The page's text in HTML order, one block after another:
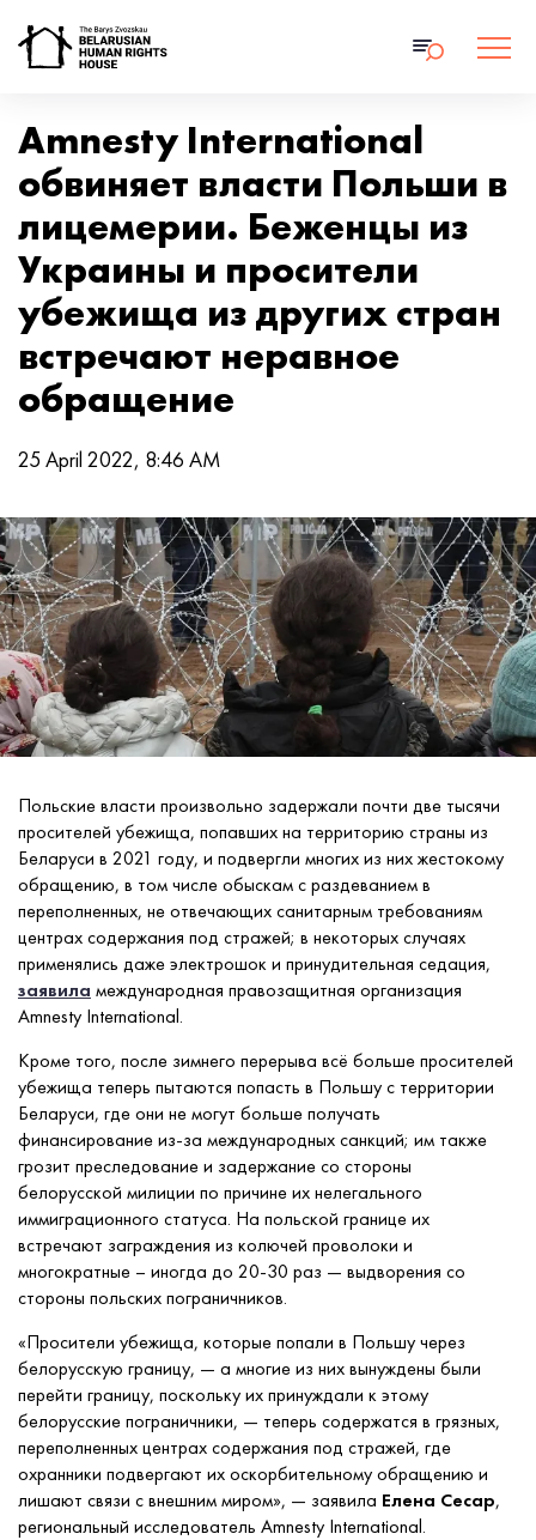
Amnesty International
обвиняет власти Польши в
лицемерии. Беженцы из
Украины и просители
убежища из других стран
встречают неравное
обращение
25 April 2022, 8:46 AM
Польские власти произвольно задержали почти две тысячи
просителей убежища, попавших на территорию страны из
Беларуси в 2021 году, и подвергли многих из них жестокому
обращению, в том числе обыскам с раздеванием в
переполненных, не отвечающих санитарным требованиям
центрах содержания под стражей; в некоторых случаях
применялись даже электрошок и принудительная седация,
заявила международная правозащитная организация
Amnesty International.
Кроме того, после зимнего перерыва всё больше просителей
убежища теперь пытаются попасть в Польшу с территории
Беларуси, где они не могут больше получать
финансирование из-за международных санкций; им также
грозит преследование и задержание со стороны
белорусской милиции по причине их нелегального
иммиграционного статуса. На польской границе их
встречают заграждения из колючей проволоки и
многократные – иногда до 20-30 раз — выдворения со
стороны польских пограничников.
«Просители убежища, которые попали в Польшу через
белорусскую границу, — а многие из них вынуждены были
перейти границу, поскольку их принуждали к этому
белорусские пограничники, — теперь содержатся в грязных,
переполненных центрах содержания под стражей, где
охранники подвергают их оскорбительному обращению и
лишают связи с внешним миром», — заявила Елена Сесар,
региональный исследователь Amnesty International.